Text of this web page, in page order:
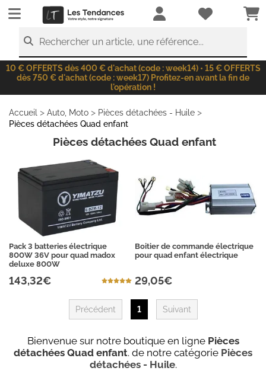
LesTendances.fr
Rechercher un article, une référence...
10 € OFFERTS dès 400 € d'achat (code : week14) • 15 € OFFERTS
dès 750 € d'achat (code : week17) Profitez-en avant la fin de
l'opération !
Accueil > Auto, Moto > Pièces détachées - Huile >
Pièces détachées Quad enfant
Pièces détachées Quad enfant
Pack 3 batteries électrique
800W 36V pour quad madox
deluxe 800W
143,32€
Boitier de commande électrique
pour quad enfant électrique
29,05€
Précédent 1 Suivant
Bienvenue sur notre boutique en ligne Pièces
détachées Quad enfant. de notre catégorie Pièces
détachées - Huile.